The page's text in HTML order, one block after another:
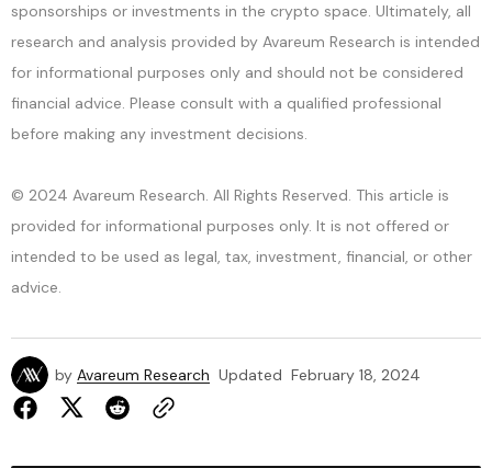
sponsorships or investments in the crypto space. Ultimately, all
research and analysis provided by Avareum Research is intended
for informational purposes only and should not be considered
financial advice. Please consult with a qualified professional
before making any investment decisions.
© 2024 Avareum Research. All Rights Reserved. This article is
provided for informational purposes only. It is not offered or
intended to be used as legal, tax, investment, financial, or other
advice.
by Avareum Research Updated February 18, 2024